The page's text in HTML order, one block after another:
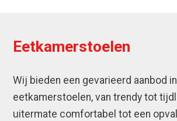
Eetkamerstoelen
Wij bieden een gevarieerd aanbod in
eetkamerstoelen, van trendy tot
uitermate comfortabel tot een